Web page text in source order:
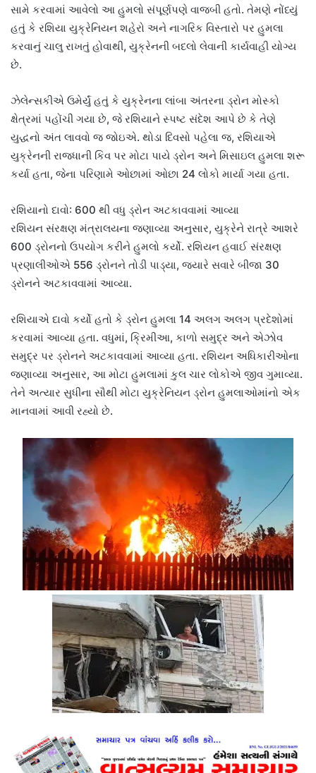
સામે કરવામાં આવેલો આ હુમલો સંપૂર્ણપણે વાજબી હતો. તેમણે નોંધ્યું
હતું કે રશિયા યુક્રેનિયન શહેરો અને નાગરિક વિસ્તારો પર હુમલા
કરવાનું ચાલુ રાખતું હોવાથી, યુક્રેનની બદલો લેવાની કાર્યવાહી યોગ્ય
છે.
ઝેલેન્સકીએ ઉમેર્યું હતું કે યુક્રેનના લાંબા અંતરના ડ્રોન મોસ્કો
ક્ષેત્રમાં પહોંચી ગયા છે, જે રશિયાને સ્પષ્ટ સંદેશ આપે છે કે તેણે
યુદ્ધનો અંત લાવવો જ જોઇએ. થોડા દિવસો પહેલા જ, રશિયાએ
યુક્રેનની રાજધાની કિવ પર મોટા પાયે ડ્રોન અને મિસાઇલ હુમલા શરૂ
કર્યા હતા, જેના પરિણામે ઓછામાં ઓછા 24 લોકો માર્યા ગયા હતા.
રશિયાનો દાવો: 600 થી વધુ ડ્રોન અટકાવવામાં આવ્યા
રશિયન સંરક્ષણ મંત્રાલયના જણાવ્યા અનુસાર, યુક્રેને રાત્રે આશરે
600 ડ્રોનનો ઉપયોગ કરીને હુમલો કર્યો. રશિયન હવાઈ સંરક્ષણ
પ્રણાલીઓએ 556 ડ્રોનને તોડી પાડ્યા, જ્યારે સવારે બીજા 30
ડ્રોનને અટકાવવામાં આવ્યા.
રશિયાએ દાવો કર્યો હતો કે ડ્રોન હુમલા 14 અલગ અલગ પ્રદેશોમાં
કરવામાં આવ્યા હતા. વધુમાં, ક્રિમીઆ, કાળો સમુદ્ર અને એઝોવ
સમુદ્ર પર ડ્રોનને અટકાવવામાં આવ્યા હતા. રશિયન અધિકારીઓના
જણાવ્યા અનુસાર, આ મોટા હુમલામાં કુલ ચાર લોકોએ જીવ ગુમાવ્યા.
તેને અત્યાર સુધીના સૌથી મોટા યુક્રેનિયન ડ્રોન હુમલાઓમાંનો એક
માનવામાં આવી રહ્યો છે.